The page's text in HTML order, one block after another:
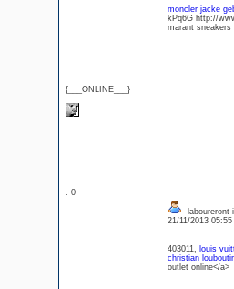
{___ONLINE___}
moncler jacke
kPq6G http://
marant
: 0
laboureront
21/11/2013
403011, louis
christian
outlet online</a>